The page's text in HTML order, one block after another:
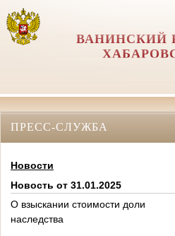
ВАНИНСКИЙ
ПРЕСС-СЛУЖБА
Новости
Новость от 31.01.2025
О взыскании стоимости доли
наследства